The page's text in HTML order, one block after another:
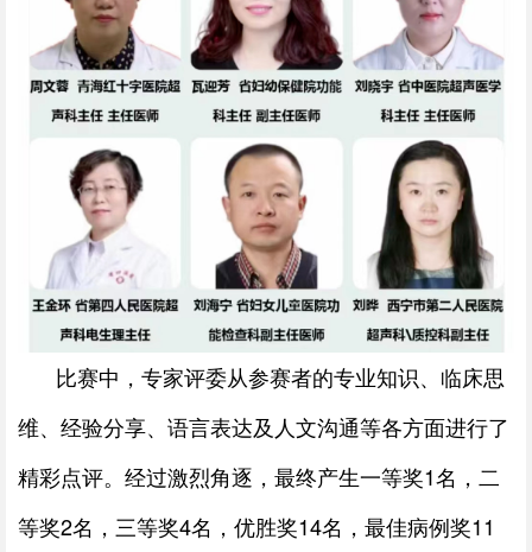
比赛中，专家评委从参赛者的专业知识、临床思
维、经验分享、语言表达及人文沟通等各方面进行了
精彩点评。经过激烈角逐，最终产生一等奖1名，二
等奖2名，三等奖4名，优胜奖14名，最佳病例奖11